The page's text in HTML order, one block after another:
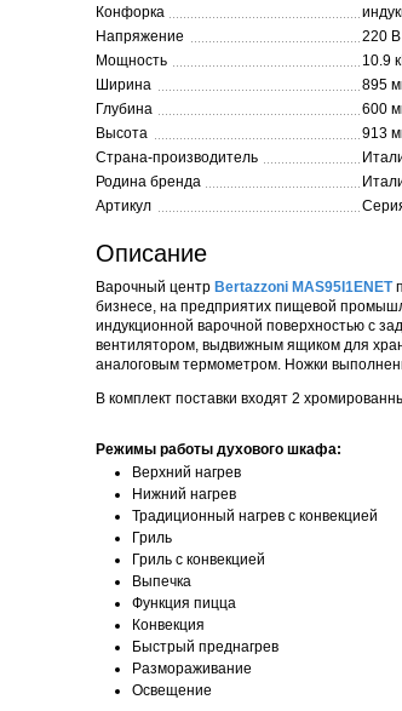
Конфорка
Напряжение
220 В
Мощность
10.9
Ширина
895
Глубина
600
Высота
913
Страна-производитель
Родина бренда
Артикул
Описание
Варочный центр Bertazzoni MAS95I1ENET
бизнесе, на предприятих пищевой
индукционной варочной поверхностью с
вентилятором, выдвижным ящиком для
аналоговым термометром. Ножки
В комплект поставки входят 2
Режимы работы духового шкафа:
Верхний нагрев
Нижний нагрев
Традиционный нагрев с конвекцией
Гриль
Гриль с конвекцией
Выпечка
Функция пицца
Конвекция
Быстрый преднагрев
Размораживание
Освещение